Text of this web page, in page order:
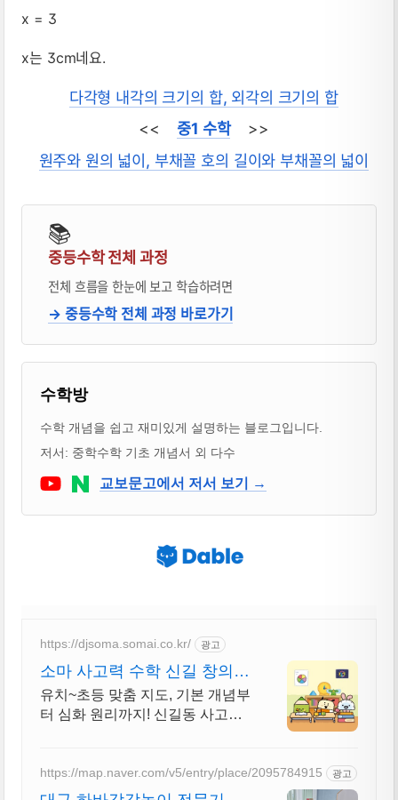
x = 3
x는 3cm네요.
다각형 내각의 크기의 합, 외각의 크기의 합
<< 중1 수학>>
원주와 원의 넓이, 부채꼴 호의 길이와 부채꼴의 넓이
📚
중등수학 전체 과정
전체 흐름을 한눈에 보고 학습하려면
→ 중등수학 전체 과정 바로가기
블로거 & 출판 교재 소개
수학방
수학 개념을 쉽고 재미있게 설명하는 블로그입니다.
저서: 중학수학 기초 개념서 외 다수
Youtube네이버 블로그
교보문고에서 저서 보기 →
https://djsoma.somai.co.kr/ 광고
소마 사고력 수학 신길 창의사
고력부터 문제해결력까지
유치~초등 맞춤 지도, 기본 개념부
터 심화 원리까지! 신길동 사고력
https://map.naver.com/v5/entry/place/2095784915 광고